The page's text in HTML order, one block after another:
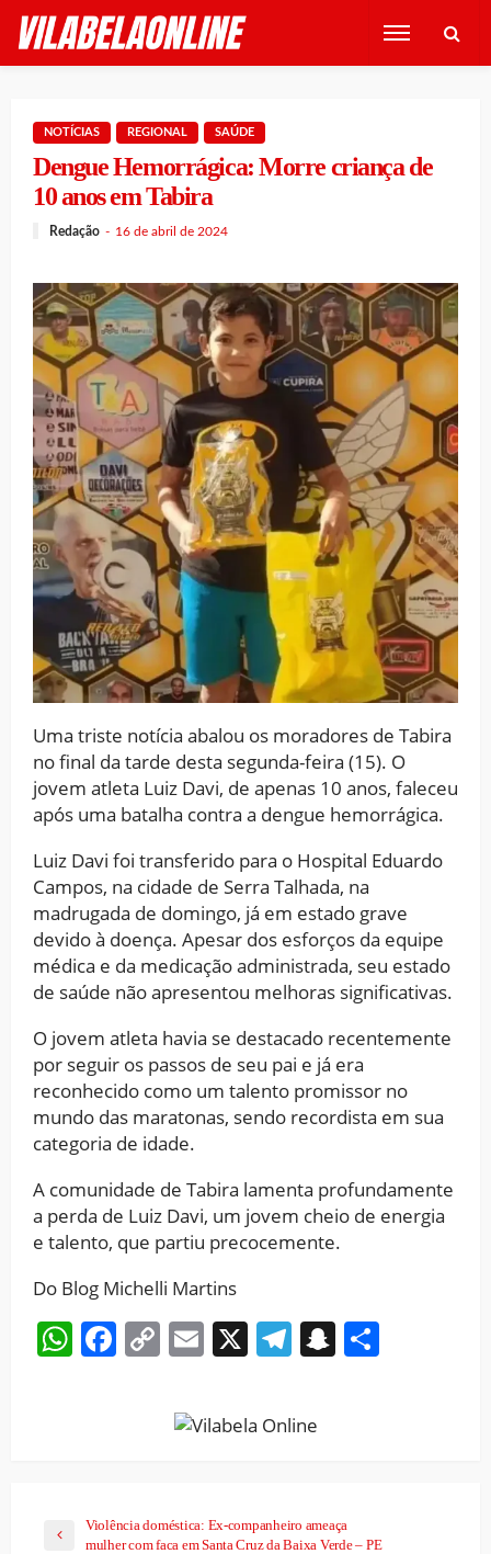
NOTÍCIAS REGIONAL SAÚDE
Dengue Hemorrágica: Morre criança de
10 anos em Tabira
Redação 16 de abril de 2024
Uma triste notícia abalou os moradores de Tabira
no final da tarde desta segunda-feira (15). O
jovem atleta Luiz Davi, de apenas 10 anos, faleceu
após uma batalha contra a dengue hemorrágica.
Luiz Davi foi transferido para o Hospital Eduardo
Campos, na cidade de Serra Talhada, na
madrugada de domingo, já em estado grave
devido à doença. Apesar dos esforços da equipe
médica e da medicação administrada, seu estado
de saúde não apresentou melhoras significativas.
O jovem atleta havia se destacado recentemente
por seguir os passos de seu pai e já era
reconhecido como um talento promissor no
mundo das maratonas, sendo recordista em sua
categoria de idade.
A comunidade de Tabira lamenta profundamente
a perda de Luiz Davi, um jovem cheio de energia
e talento, que partiu precocemente.
Do Blog Michelli Martins
WhatsApp
Facebook
CopyEmail
X Telegram
Snapchat
Violência doméstica: Ex-companheiro ameaça
mulher com faca em Santa Cruz da Baixa Verde – PE